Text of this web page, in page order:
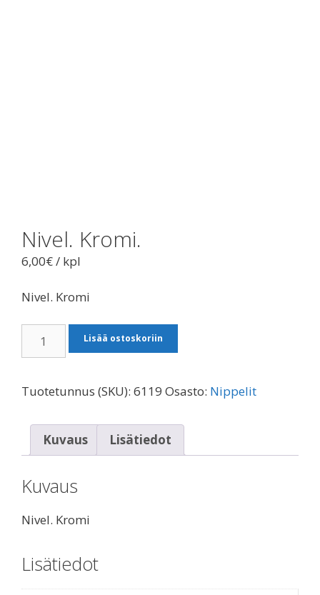
Nivel. Kromi.
6,00€/ kpl
Nivel. Kromi
Kromi.
Lisää ostoskoriin
Tuotetunnus (SKU): 6119 Osasto: Nippelit
Kuvaus Lisätiedot
Kuvaus
Nivel. Kromi
Lisätiedot